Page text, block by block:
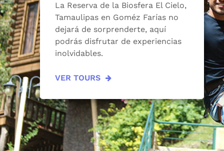
La Reserva de la Biosfera El Cielo,
Tamaulipas en Goméz Farías no
dejará de sorprenderte, aquí
podrás disfrutar de experiencias
inolvidables.
VER TOURS